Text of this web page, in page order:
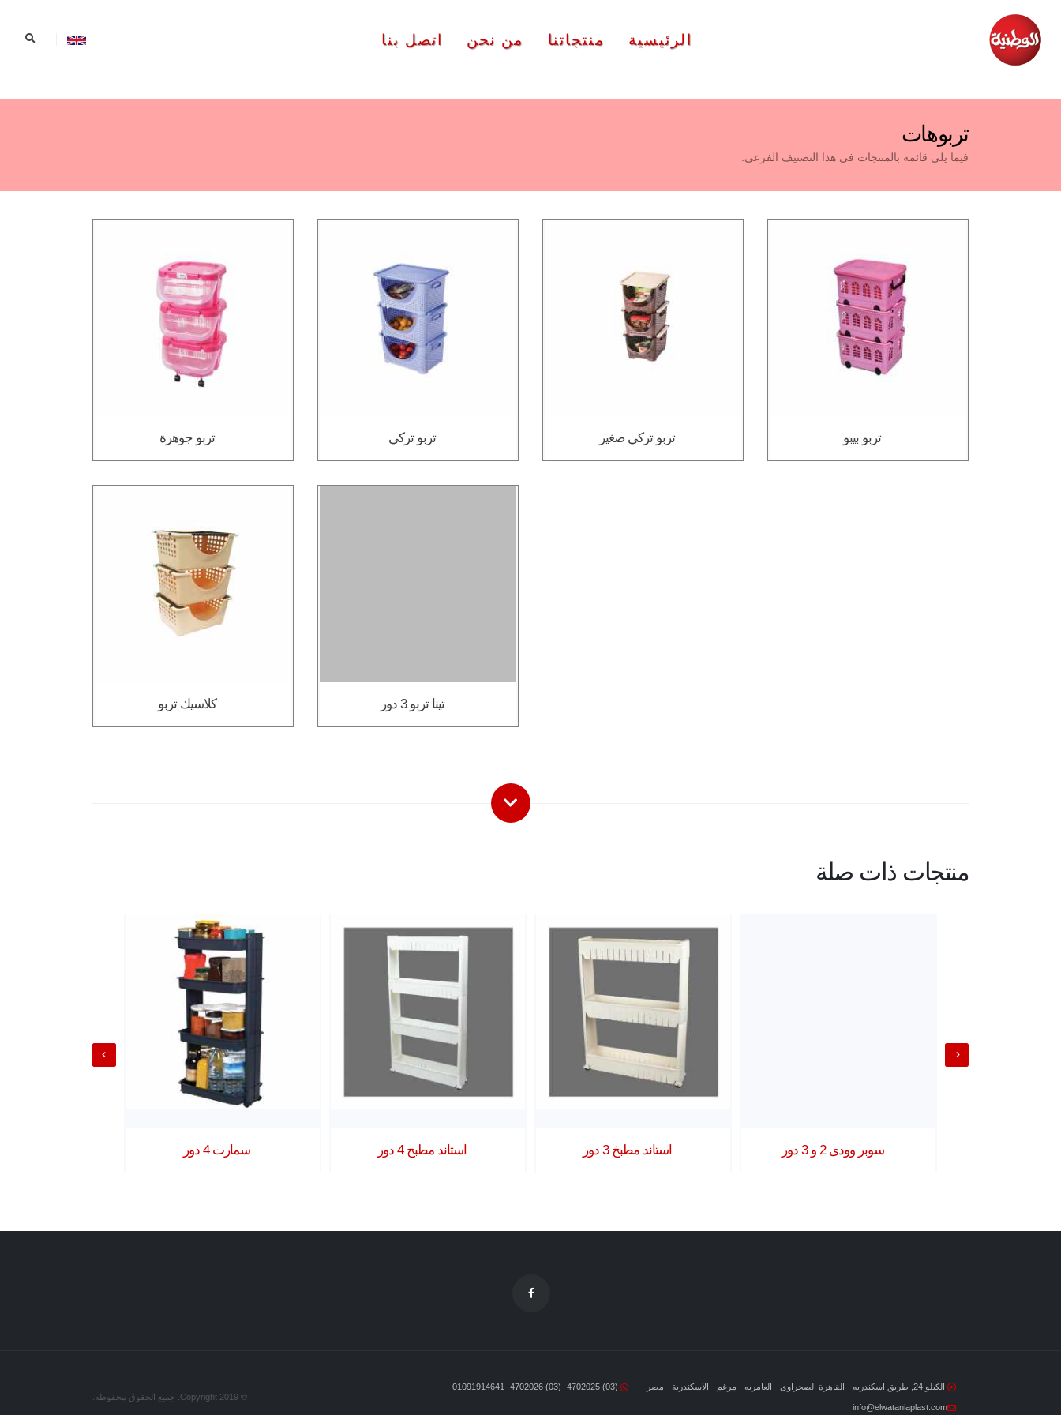
الرئيسية منتجاتنا من نحن اتصل بنا
تربوهات
فيما يلى قائمة بالمنتجات فى هذا التصنيف الفرعى.
تربو جوهرة تربو تركي تربو تركي صغير تربو بيبو
كلاسيك تربو تينا تربو 3 دور
منتجات ذات صلة
سوبر وودى 2 و 3 دور استاند مطبخ 3 دور استاند مطبخ 4 دور سمارت 4 دور
الكيلو 24, طريق اسكندريه - القاهرة الصحراوى - العامريه - مرغم - الاسكندرية - مصر (03) 4702025
(03) 4702026
01091914641
info@elwataniaplast.com
© Copyright 2019. جميع الحقوق محفوظه.